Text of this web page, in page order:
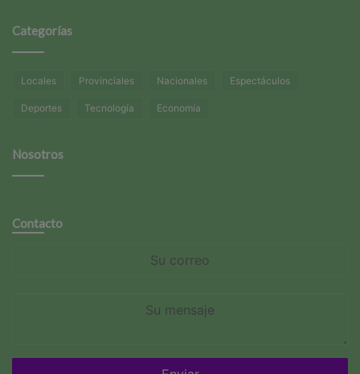
Categorías
Locales Provinciales Nacionales Espectáculos
Deportes Tecnología Economía
Nosotros
Contacto